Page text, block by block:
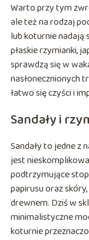
Warto przy tym
ale też na rodzaj
lub koturnie nadają
płaskie rzymianki,
sprawdzą się w
nasłonecznionych
łatwo się czyści i
Sandały i
Sandały to jedne z
jest
podtrzymujące
papirusu oraz
drewnem. Dziś w
minimalistyczne
koturnie